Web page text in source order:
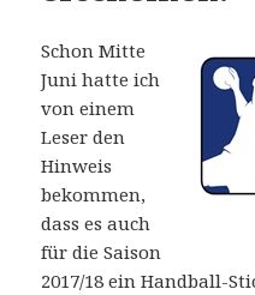
Schon Mitte
Juni hatte ich
von einem
Leser den
Hinweis
bekommen,
dass es auch
für die Saison
2017/18 ein Handball-